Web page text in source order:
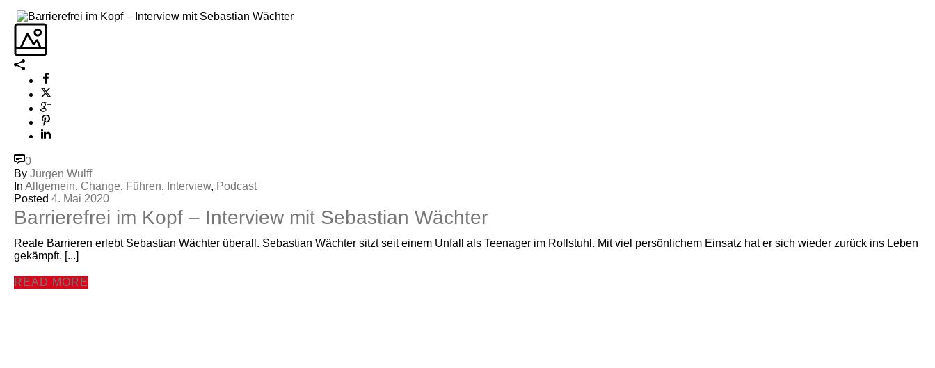
0
By Jürgen Wulff
In Allgemein, Change, Führen, Interview, Podcast
Posted 4. Mai 2020
Barrierefrei im Kopf – Interview mit Sebastian Wächter
Reale Barrieren erlebt Sebastian Wächter überall. Sebastian Wächter sitzt seit einem Unfall als Teenager im Rollstuhl. Mit viel persönlichem Einsatz hat er sich wieder zurück ins Leben
gekämpft. [...]
READ MORE